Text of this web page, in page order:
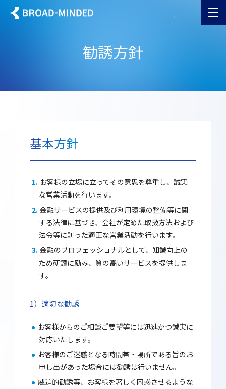
勧誘方針
基本方針
お客様の立場に立ってその意思を尊重し、誠実
な営業活動を行います。
金融サービスの提供及び利用環境の整備等に関
する法律に基づき、会社が定めた取扱方法および
法令等に則った適正な営業活動を行います。
金融のプロフェッショナルとして、知識向上の
ため研鑚に励み、質の高いサービスを提供しま
す。
適切な勧誘
お客様からのご相談ご要望等には迅速かつ誠実に
対応いたします。
お客様のご迷惑となる時間帯・場所である旨のお
申し出があった場合には勧誘は行いません。
威迫的勧誘等、お客様を著しく困惑させるような